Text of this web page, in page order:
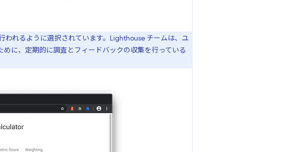
れるように選択されています。Lighthouse チームは、ユ
に、定期的に調査とフィードバックの収集を行っている